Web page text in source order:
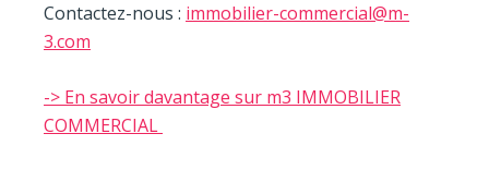
Contactez-nous : immobilier-commercial@m-
3.com
-> En savoir davantage sur m3 IMMOBILIER
COMMERCIAL